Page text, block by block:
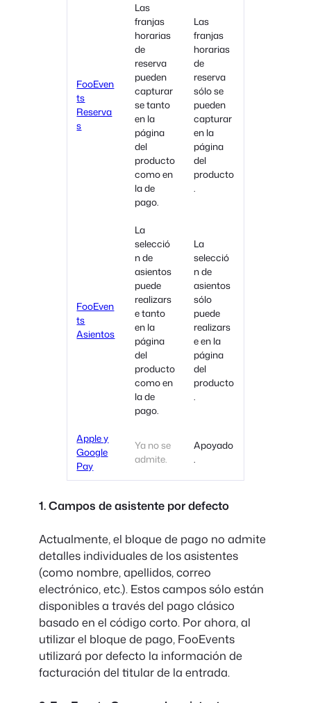
FooEven
ts
Reserva
s
Las
franjas
horarias
de
reserva
pueden
capturar
se tanto
en la
página
del
producto
como en
la de
pago.
Las
franjas
horarias
de
reserva
sólo se
pueden
capturar
en la
página
del
producto
.
FooEven
ts
Asientos
La
selecció
n de
asientos
puede
realizars
e tanto
en la
página
del
producto
como en
la de
pago.
La
selecció
n de
asientos
sólo
puede
realizars
e en la
página
del
producto
.
Apple y
Google
Pay
Ya no se
admite.
Apoyado
.
1. Campos de asistente por defecto
Actualmente, el bloque de pago no admite
detalles individuales de los asistentes
(como nombre, apellidos, correo
electrónico, etc.). Estos campos sólo están
disponibles a través del pago clásico
basado en el código corto. Por ahora, al
utilizar el bloque de pago, FooEvents
utilizará por defecto la información de
facturación del titular de la entrada.